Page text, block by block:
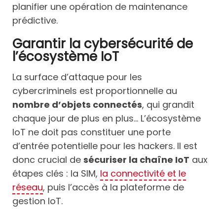
planifier une opération de maintenance
prédictive.
Garantir la cybersécurité de
l’écosystème IoT
La surface d’attaque pour les
cybercriminels est proportionnelle au
nombre d’objets connectés, qui grandit
chaque jour de plus en plus... L’écosystème
IoT ne doit pas constituer une porte
d’entrée potentielle pour les hackers. Il est
donc crucial desécuriser la chaîne IoT aux
étapes clés : la SIM, la connectivité et le
réseau, puis l’accès à la plateforme de
gestion IoT.